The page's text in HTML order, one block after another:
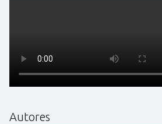
Autores